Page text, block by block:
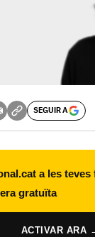
SEGUIR A
a les
gratuïta
ACTIVAR ARA